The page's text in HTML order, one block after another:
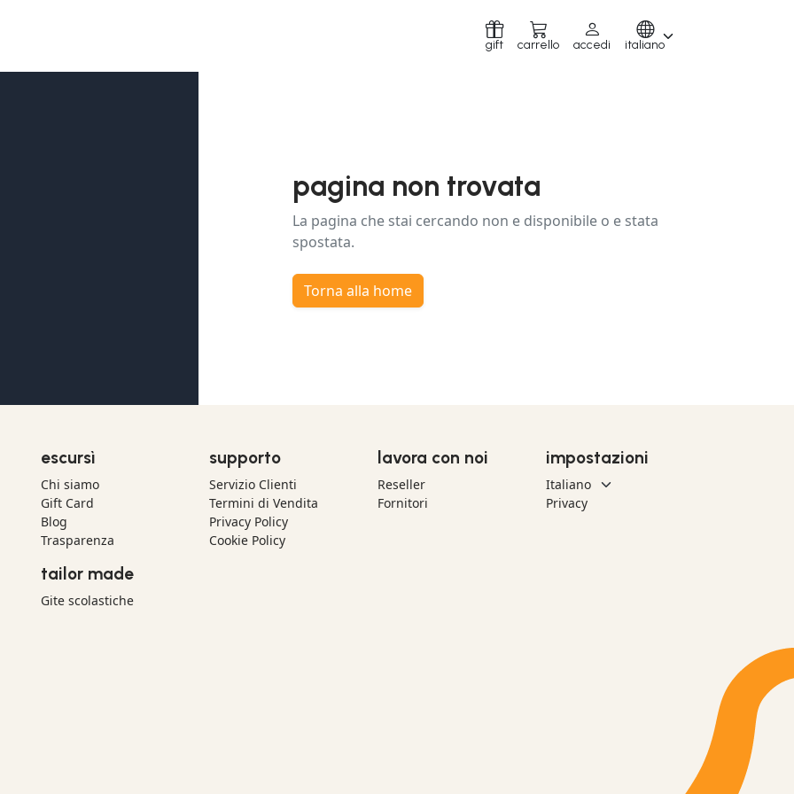
gift carrello accedi italiano
pagina non trovata
La pagina che stai cercando non e disponibile o e stata
spostata.
Torna alla home
escursì
Chi siamo
Gift Card
Blog
Trasparenza
tailor made
Gite scolastiche
supporto
Servizio Clienti
Termini di Vendita
Privacy Policy
Cookie Policy
lavora con noi
Reseller
Fornitori
impostazioni
Privacy